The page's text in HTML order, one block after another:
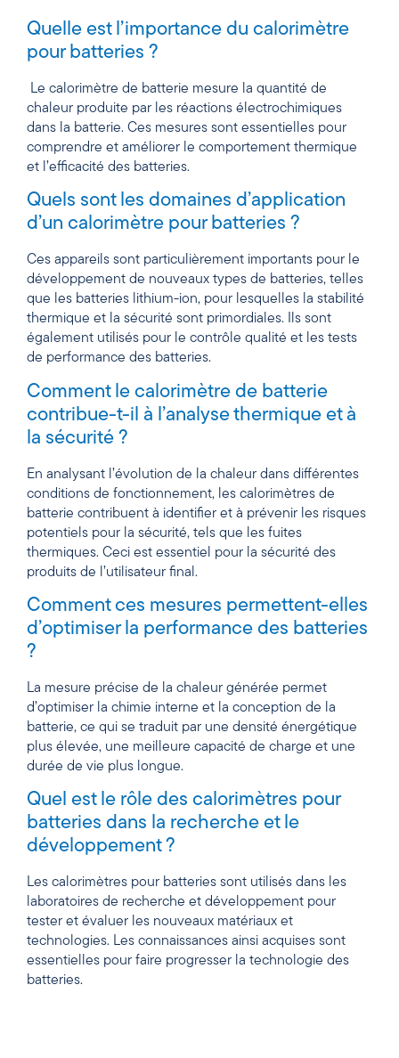
Quelle est l’importance du calorimètre
pour batteries ?
Le calorimètre de batterie mesure la quantité de
chaleur produite par les réactions électrochimiques
dans la batterie. Ces mesures sont essentielles pour
comprendre et améliorer le comportement thermique
et l’efficacité des batteries.
Quels sont les domaines d’application
d’un calorimètre pour batteries ?
Ces appareils sont particulièrement importants pour le
développement de nouveaux types de batteries, telles
que les batteries lithium-ion, pour lesquelles la stabilité
thermique et la sécurité sont primordiales. Ils sont
également utilisés pour le contrôle qualité et les tests
de performance des batteries.
Comment le calorimètre de batterie
contribue-t-il à l’analyse thermique et à
la sécurité ?
En analysant l’évolution de la chaleur dans différentes
conditions de fonctionnement, les calorimètres de
batterie contribuent à identifier et à prévenir les risques
potentiels pour la sécurité, tels que les fuites
thermiques. Ceci est essentiel pour la sécurité des
produits de l’utilisateur final.
Comment ces mesures permettent-elles
d’optimiser la performance des batteries
?
La mesure précise de la chaleur générée permet
d’optimiser la chimie interne et la conception de la
batterie, ce qui se traduit par une densité énergétique
plus élevée, une meilleure capacité de charge et une
durée de vie plus longue.
Quel est le rôle des calorimètres pour
batteries dans la recherche et le
développement ?
Les calorimètres pour batteries sont utilisés dans les
laboratoires de recherche et développement pour
tester et évaluer les nouveaux matériaux et
technologies. Les connaissances ainsi acquises sont
essentielles pour faire progresser la technologie des
batteries.